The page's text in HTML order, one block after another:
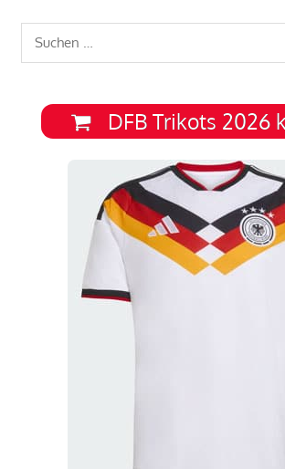
Suchen
DFB Trikots 2026